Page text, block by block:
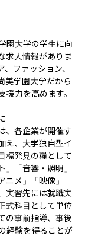
園大学の学生に向
求人情報がありま
ファッション、
美学園大学だから
力を高めます。
、各企業が開催す
え、大学独自型イ
標発見の糧として
「音響・照明」
ニメ」「映像」
実習先には就職実
式科目として単位
の事前指導、事後
経験を得ることが